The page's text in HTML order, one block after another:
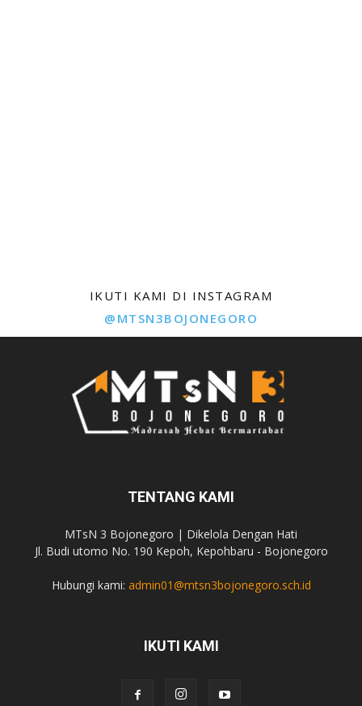
IKUTI KAMI DI INSTAGRAM
@MTSN3BOJONEGORO
TENTANG KAMI
MTsN 3 Bojonegoro | Dikelola Dengan Hati
Jl. Budi utomo No. 190 Kepoh, Kepohbaru - Bojonegoro
Hubungi kami: admin01@mtsn3bojonegoro.sch.id
IKUTI KAMI